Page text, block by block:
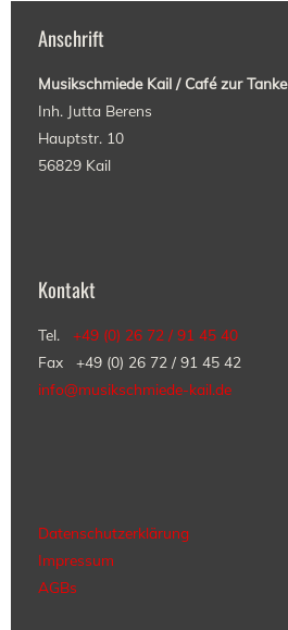
Anschrift
Musikschmiede Kail / Café zur Tanke
Inh. Jutta Berens
Hauptstr. 10
56829 Kail
Kontakt
Tel. +49 (0) 26 72 / 91 45 40
Fax +49 (0) 26 72 / 91 45 42
info@musikschmiede-kail.de
Datenschutzerklärung
Impressum
AGBs